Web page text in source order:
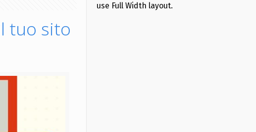
tuo sito
use Full Width layout.